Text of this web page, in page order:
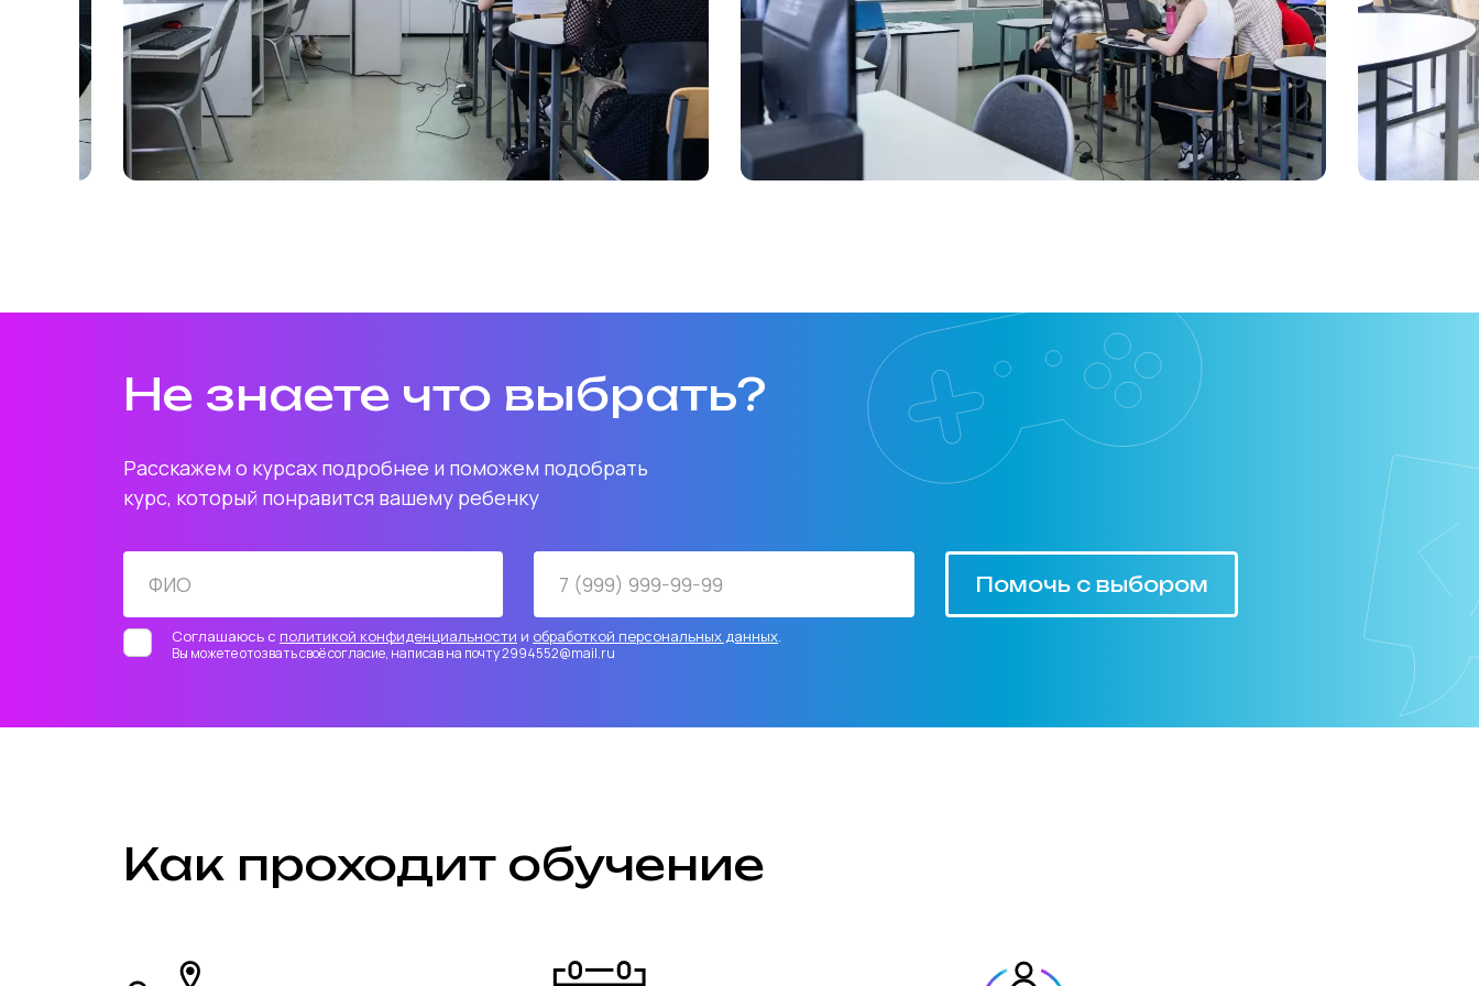
Не знаете что выбрать?
Расскажем о курсах подробнее и поможем подобрать
курс, который понравится вашему ребенку
Помочь с выбором
Соглашаюсь с политикой конфиденциальности и обработкой персональных данных.
Вы можете отозвать своё согласие, написав на почту 2994552@mail.ru
Как проходит обучение